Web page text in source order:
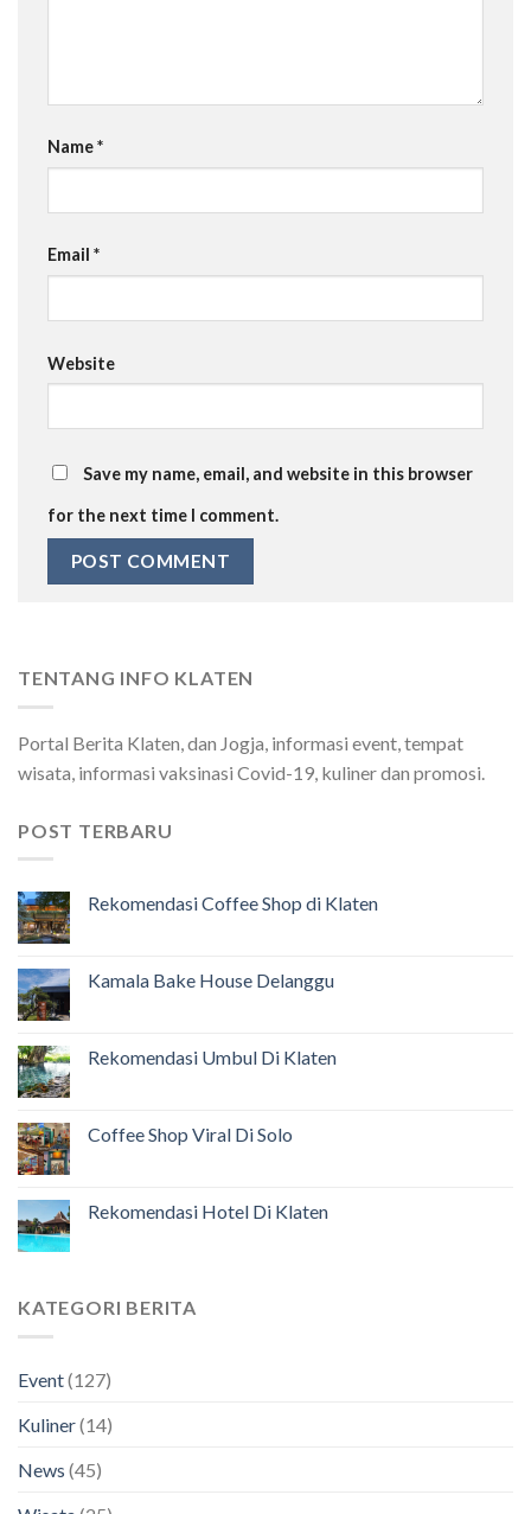
Name*
Email *
Website
Save my name, email, and website in this browser
for the next time I comment.
TENTANG INFO KLATEN
Portal Berita Klaten, dan Jogja, informasi event, tempat
wisata, informasi vaksinasi Covid-19, kuliner dan promosi.
POST TERBARU
Rekomendasi Coffee Shop di Klaten
Kamala Bake House Delanggu
Rekomendasi Umbul Di Klaten
Coffee Shop Viral Di Solo
Rekomendasi Hotel Di Klaten
KATEGORI BERITA
Event(127)
Kuliner(14)
News (45)